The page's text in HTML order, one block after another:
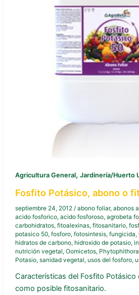
Agricultura General, Jardinería/Huerto
Fosfito Potásico, abono o
septiembre 24, 2012 / abono foliar, abonos
acido fosforico, acido fosforoso, agrobeta
carbohidratos, fitoalexinas, fitosanitario,
potasico 50, fosforo, fotosintesis, fungicida,
hidratos de carbono, hidroxido de potasio,
nutrición vegetal, Oomicetos,
Potasio, sanidad vegetal, usos del fosforo,
Características del Fosfito
como posible fitosanitario.